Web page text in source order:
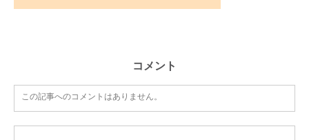
コメント
この記事へのコメントはありません。